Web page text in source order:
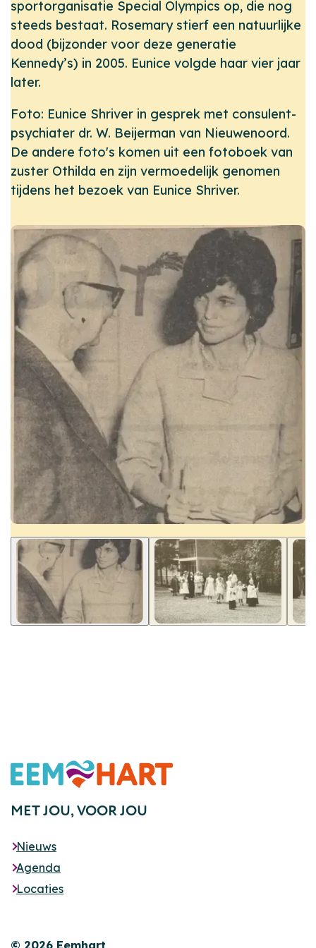
sportorganisatie Special Olympics op, die nog
steeds bestaat. Rosemary stierf een natuurlijke
dood (bijzonder voor deze generatie
Kennedy’s) in 2005. Eunice volgde haar vier jaar
later.
Foto: Eunice Shriver in gesprek met consulent-
psychiater dr. W. Beijerman van Nieuwenoord.
De andere foto's komen uit een fotoboek van
zuster Othilda en zijn vermoedelijk genomen
tijdens het bezoek van Eunice Shriver.
Footer
MET JOU,VOOR JOU
Nieuws
Agenda
Locaties